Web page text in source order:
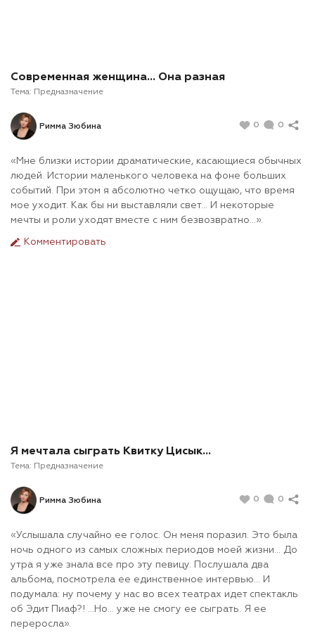
Современная женщина… Она разная
Тема: Предназначение
Римма Зюбина 0 0
«Мне близки истории драматические, касающиеся обычных
людей. Истории маленького человека на фоне больших
событий. При этом я абсолютно четко ощущаю, что время
мое уходит. Как бы ни выставляли свет… И некоторые
мечты и роли уходят вместе с ним безвозвратно…».
Комментировать
Я мечтала сыграть Квитку Цисык…
Тема: Предназначение
Римма Зюбина 0 0
«Услышала случайно ее голос. Он меня поразил. Это была
ночь одного из самых сложных периодов моей жизни… До
утра я уже знала все про эту певицу. Послушала два
альбома, посмотрела ее единственное интервью… И
подумала: ну почему у нас во всех театрах идет спектакль
об Эдит Пиаф?! …Но… уже не смогу ее сыграть. Я ее
переросла».